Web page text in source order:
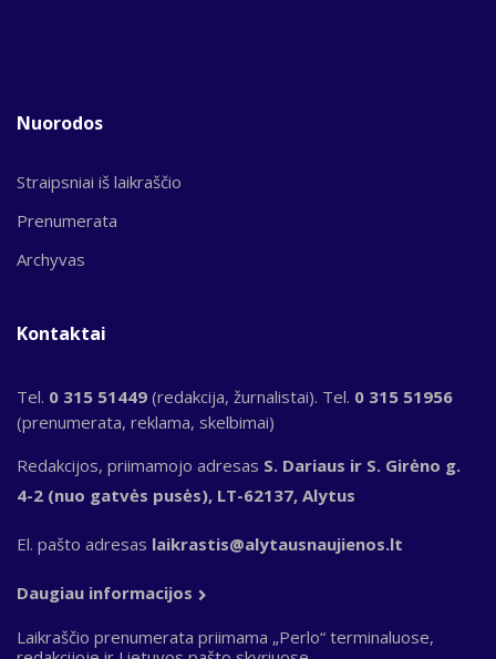
Nuorodos
Straipsniai iš laikraščio
Prenumerata
Archyvas
Kontaktai
Tel. 0 315 51449 (redakcija, žurnalistai). Tel. 0 315 51956
(prenumerata, reklama, skelbimai)
Redakcijos, priimamojo adresas S. Dariaus ir S. Girėno g.
4-2 (nuo gatvės pusės), LT-62137, Alytus
El. pašto adresas laikrastis@alytausnaujienos.lt
Daugiau informacijos
Laikraščio prenumerata priimama „Perlo“ terminaluose,